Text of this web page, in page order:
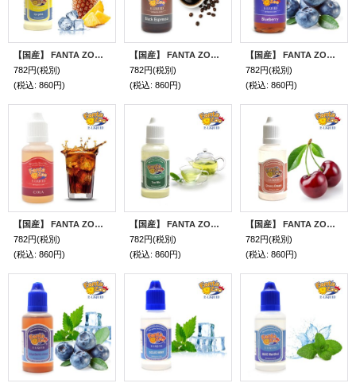
【国産】 FANTA ZOO - E-LIQUID （アイスパイン）【電子タバコ／電子シーシャ／VAPE用・補充リキッド】
782円(税別)
(税込: 860円)
【国産】 FANTA ZOO - E-LIQUID （ブラック・エスプレッソ）【電子タバコ／電子シーシャ／VAPE用・補充リキッド】
782円(税別)
(税込: 860円)
【国産】 FANTA ZOO - E-LIQUID （ブルーベリー）【電子タバコ／電子シーシャ／VAPE用・補充リキッド】
782円(税別)
(税込: 860円)
【国産】 FANTA ZOO - E-LIQUID （コーラ）【電子タバコ／電子シーシャ／VAPE用・補充リキッド】
782円(税別)
(税込: 860円)
【国産】 FANTA ZOO - E-LIQUID （ティーミックス）【電子タバコ／電子シーシャ／VAPE用・補充リキッド】
782円(税別)
(税込: 860円)
【国産】 FANTA ZOO - E-LIQUID （チェリードリーム）【電子タバコ／電子シーシャ／VAPE用・補充リキッド】
782円(税別)
(税込: 860円)